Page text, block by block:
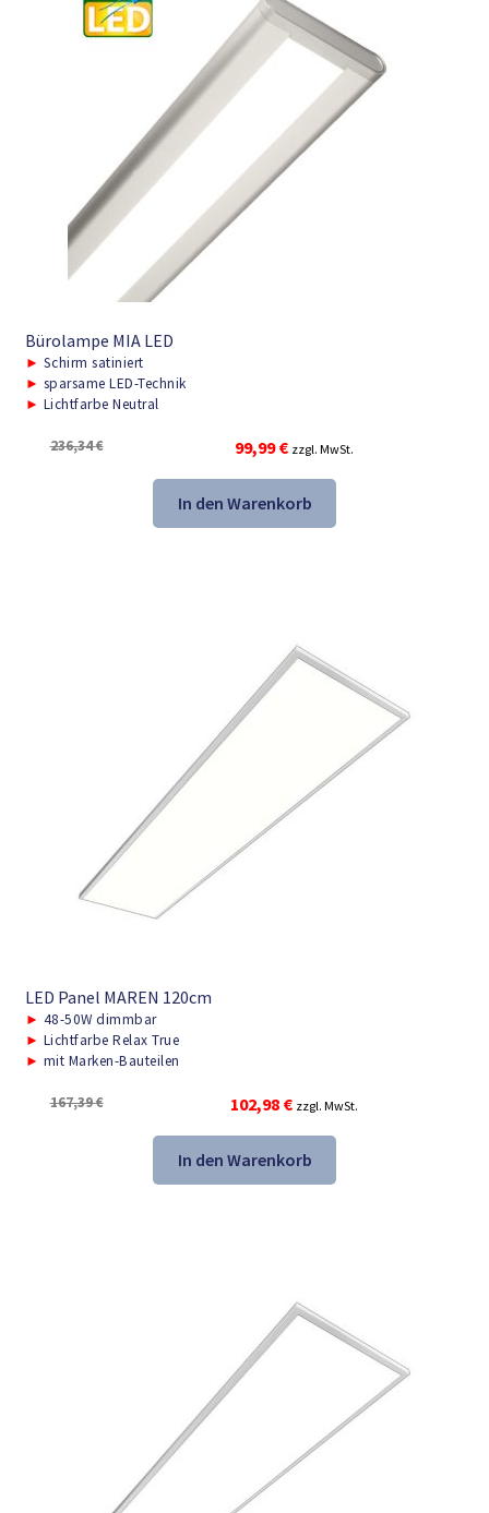
Bürolampe MIA LED
► Schirm satiniert
► sparsame LED-Technik
► Lichtfarbe Neutral
236,34€
Ursprünglicher
war:
236,34 €
99,99€Aktueller
ist:
99,99 €.
zzgl. MwSt.
In den Warenkorb
LED Panel MAREN 120cm
► 48-50W dimmbar
► Lichtfarbe Relax True
► mit Marken-Bauteilen
167,39€
Ursprünglicher
war:
167,39 €
102,98 €Aktueller
ist:
102,98 €.
zzgl. MwSt.
In den Warenkorb